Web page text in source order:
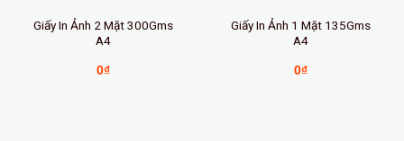
Giấy In Ảnh 2 Mặt 300Gms
A4
0₫
Giấy In Ảnh 1 Mặt 135Gms
A4
0₫